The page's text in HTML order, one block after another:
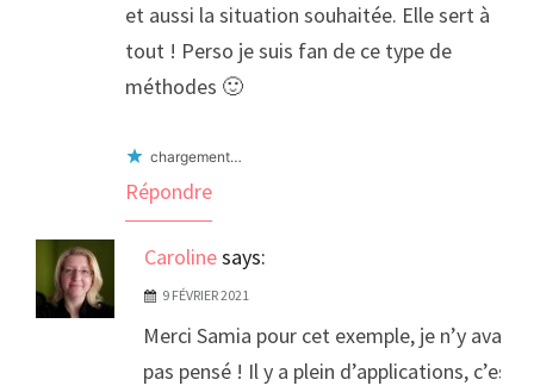
et aussi la situation souhaitée. Elle sert à
tout ! Perso je suis fan de ce type de
méthodes 🙂
chargement…
Répondre
Carolinesays:
9 FÉVRIER 2021
Merci Samia pour cet exemple, je n’y avais
pas pensé ! Il y a plein d’applications, c’est